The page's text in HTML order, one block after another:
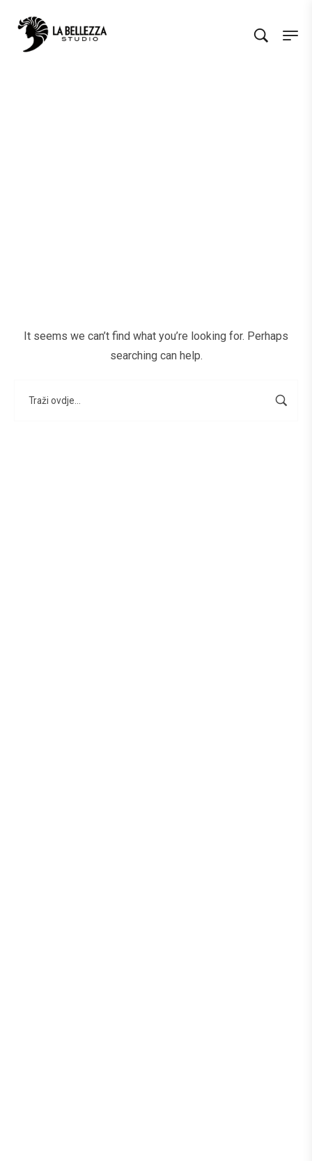
It seems we can’t find what you’re looking for. Perhaps
searching can help.